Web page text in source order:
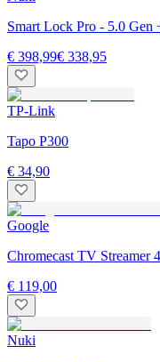
Smart Lock Pro - 5.0
€ 398,99€ 338,95
TP-Link
Tapo P300
€ 34,90
Google
Chromecast TV Streamer
€ 119,00
Nuki